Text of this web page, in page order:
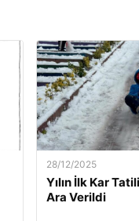
28/12/2025
Yılın İlk Kar
Ara Verildi